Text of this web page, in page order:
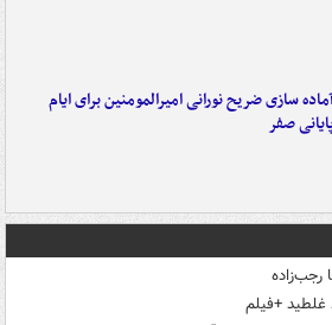
سازی ضریح نورانی امیرالمومنین برای ایام
صفر
رجب‌زاده
+فیلم